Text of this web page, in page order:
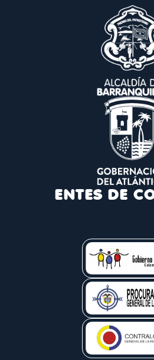
ENTES DE